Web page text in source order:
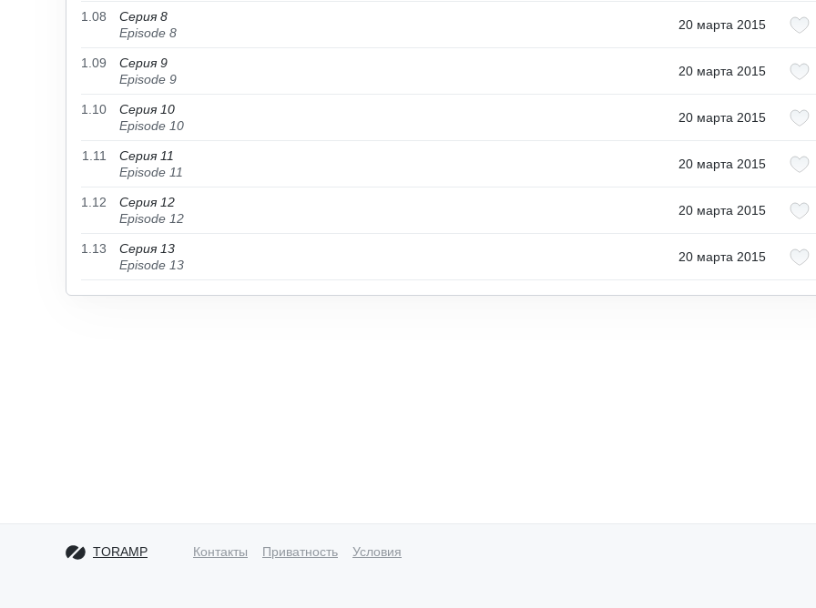
1.08
Серия 8
Episode 8
20 марта 2015
1.09
Серия 9
Episode 9
20 марта 2015
1.10
Серия 10
Episode 10
20 марта 2015
1.11
Серия 11
Episode 11
20 марта 2015
1.12
Серия 12
Episode 12
20 марта 2015
1.13
Серия 13
Episode 13
20 марта 2015
TORAMP Контакты Приватность Условия